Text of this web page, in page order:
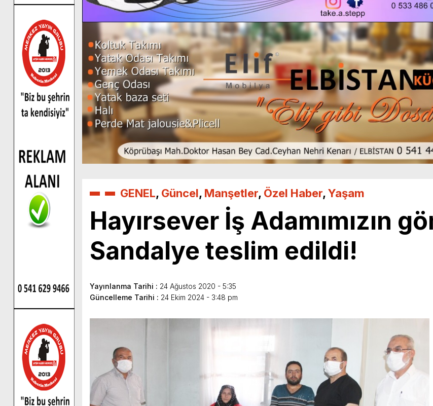
GENEL, Güncel, Manşetler, Özel Haber,Yaşam
Hayırsever İş Adamımızın
Sandalye teslim edildi!
Yayınlanma Tarihi : 24 Ağustos 2020 - 5:35
Güncelleme Tarihi : 24 Ekim 2024 - 3:48 pm